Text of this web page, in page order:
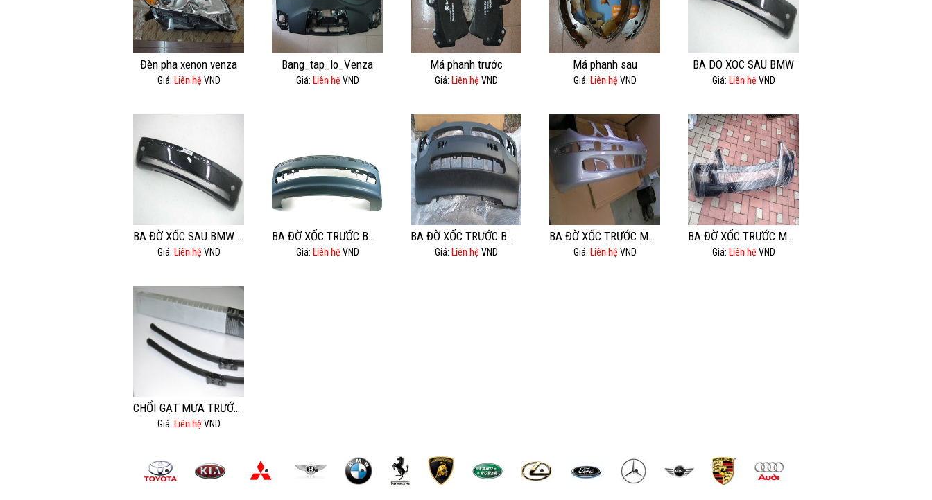
Đèn pha xenon venza
Giá: Liên hệ VND
Bang_tap_lo_Venza
Giá: Liên hệ VND
Má phanh trước
Giá: Liên hệ VND
Má phanh sau
Giá: Liên hệ VND
BA DO XOC SAU BMW
Giá: Liên hệ VND
BA ĐỜ XỐC SAU BMW 525I
Giá: Liên hệ VND
BA ĐỜ XỐC TRƯỚC BMW 525I
Giá: Liên hệ VND
BA ĐỜ XỐC TRƯỚC BMW X5- E53
Giá: Liên hệ VND
BA ĐỜ XỐC TRƯỚC MEC E280.
Giá: Liên hệ VND
BA ĐỜ XỐC TRƯỚC MÉC GL500,GL550.
Giá: Liên hệ VND
CHỔI GẠT MƯA TRƯỚC AUDI Q5.
Giá: Liên hệ VND